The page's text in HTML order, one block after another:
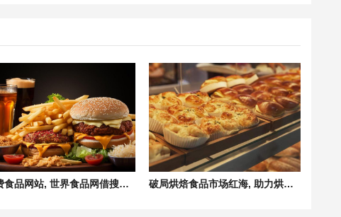
免费食品网站, 世界食品网借搜索之力赋能食品企业拓展商机 破局烘焙食品市场红海, 助力烘焙企业推广品牌价值飙升